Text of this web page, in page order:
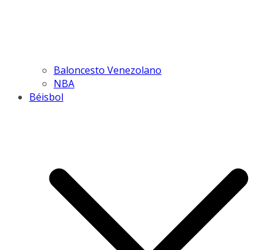
Baloncesto Venezolano
NBA
Béisbol